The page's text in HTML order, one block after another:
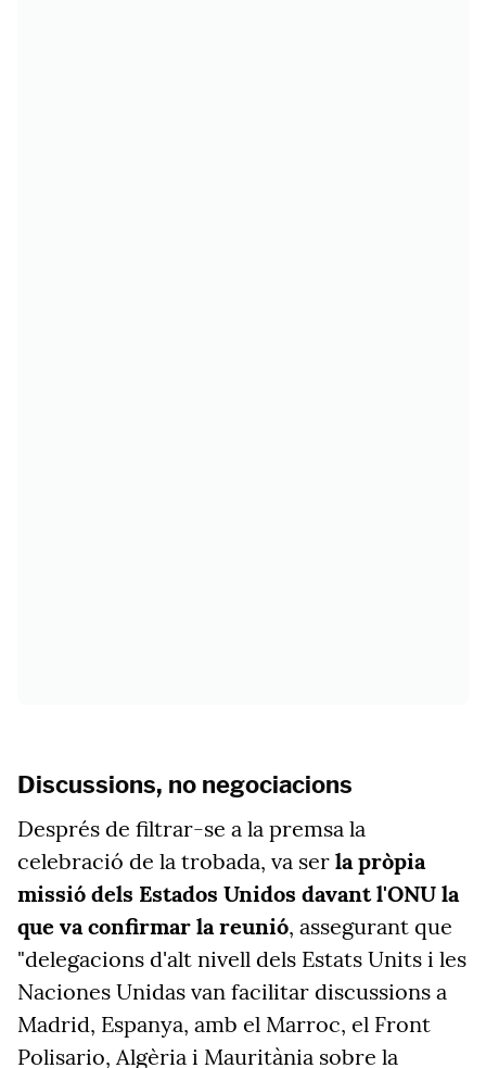
Discussions, no negociacions
Després de filtrar-se a la premsa la
celebració de la trobada, va ser la pròpia
missió dels Estados Unidos davant l'ONU la
que va confirmar la reunió, assegurant que
"delegacions d'alt nivell dels Estats Units i les
Naciones Unidas van facilitar discussions a
Madrid, Espanya, amb el Marroc, el Front
Polisario, Algèria i Mauritània sobre la